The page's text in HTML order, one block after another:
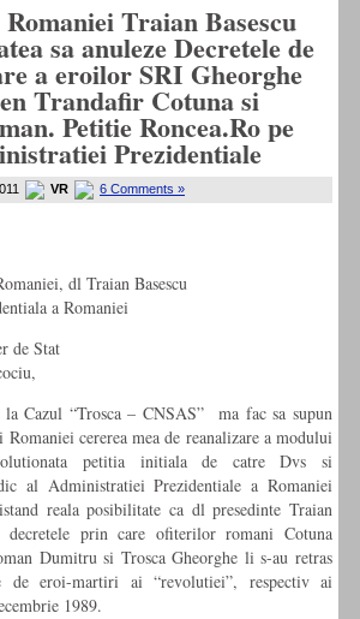
Traian Basescu
sa anuleze Decretele de
a eroilor SRI Gheorghe
Trandafir Cotuna si
Petitie Roncea.Ro pe
Prezidentiale
VR 6 Comments »
dl Traian Basescu
a Romaniei
de Stat
Cazul “Trosca – CNSAS” ma fac sa supun
Romaniei cererea mea de reanalizare a modului
petitia initiala de catre Dvs si
al Administratiei Prezidentiale a Romaniei
reala posibilitate ca dl presedinte Traian
decretele prin care ofiterilor romani Cotuna
Dumitru si Trosca Gheorghe li s-au retras
de eroi-martiri ai “revolutiei”, respectiv ai
1989.